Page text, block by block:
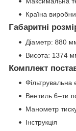
Країна
Габаритні
Діаметр: 880
Висота: 1374
Комплект
Фільтрувальна
Вентиль 6–ти
Манометр
Інструкція